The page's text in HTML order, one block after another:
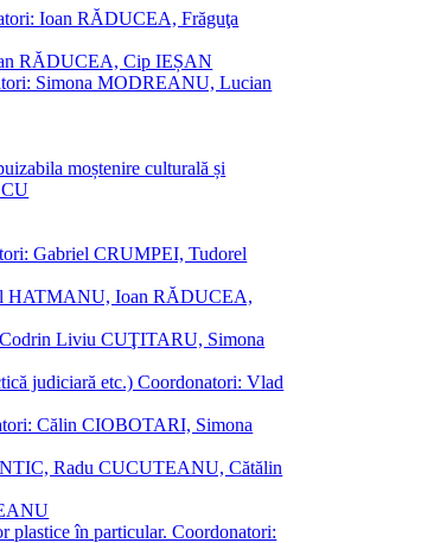
Ioan RĂDUCEA, Frăguţa
RĂDUCEA, Cip IEȘAN
Simona MODREANU, Lucian
moștenire culturală și
Gabriel CRUMPEI, Tudorel
HATMANU, Ioan RĂDUCEA,
Codrin Liviu CUŢITARU, Simona
judiciară etc.) Coordonatori: Vlad
Călin CIOBOTARI, Simona
Radu CUCUTEANU, Cătălin
plastice în particular. Coordonatori: